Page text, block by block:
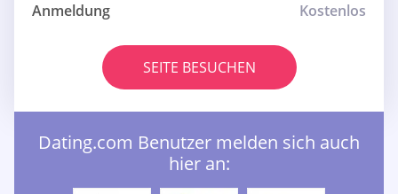
Anmeldung
Kostenlos
SEITE BESUCHEN
Dating.com Benutzer melden sich auch
hier an: